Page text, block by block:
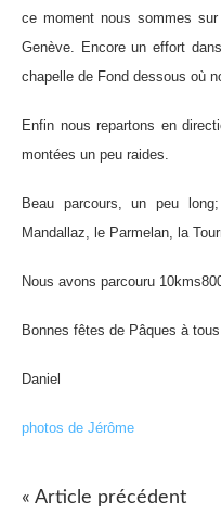
ce moment nous sommes
Genève. Encore un effort
chapelle de Fond dessous où
Enfin nous repartons en
montées un peu raides.
Beau parcours, un peu
Mandallaz, le Parmelan, la
Nous avons parcouru
Bonnes fêtes de Pâques à
Daniel
photos de Jérôme
« Article précédent